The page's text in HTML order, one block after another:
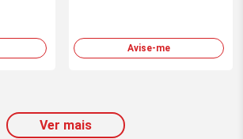
Avise-me
Ver mais